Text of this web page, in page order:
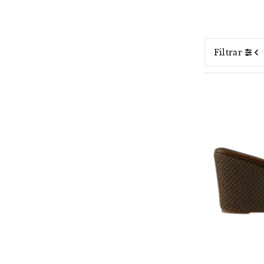
Filtrar